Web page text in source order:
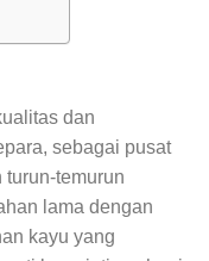
dan
sebagai pusat
temurun
lama dengan
kayu yang